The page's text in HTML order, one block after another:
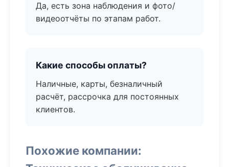
Да, есть зона наблюдения и фото/
видеоотчёты по этапам работ.
Какие способы оплаты?
Наличные, карты, безналичный
расчёт, рассрочка для постоянных
клиентов.
Похожие компании: